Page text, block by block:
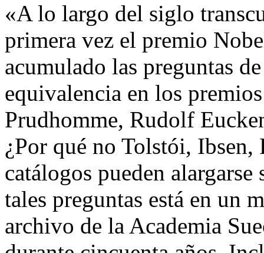
«A lo largo del siglo
primera vez el premio
acumulado las preguntas
equivalencia en los
Prudhomme, Rudolf
¿Por qué no Tolstói, Ibsen,
catálogos pueden
tales preguntas está en un
archivo de la Academia